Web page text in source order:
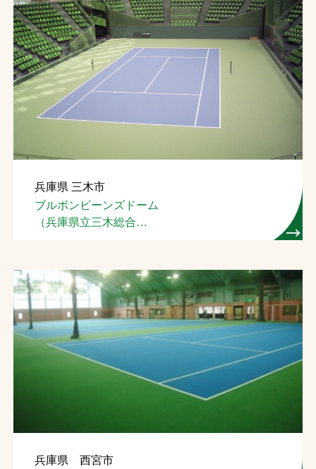
兵庫県 三木市
ブルボンビーンズドーム
（兵庫県立三木総合
兵庫県 西宮市